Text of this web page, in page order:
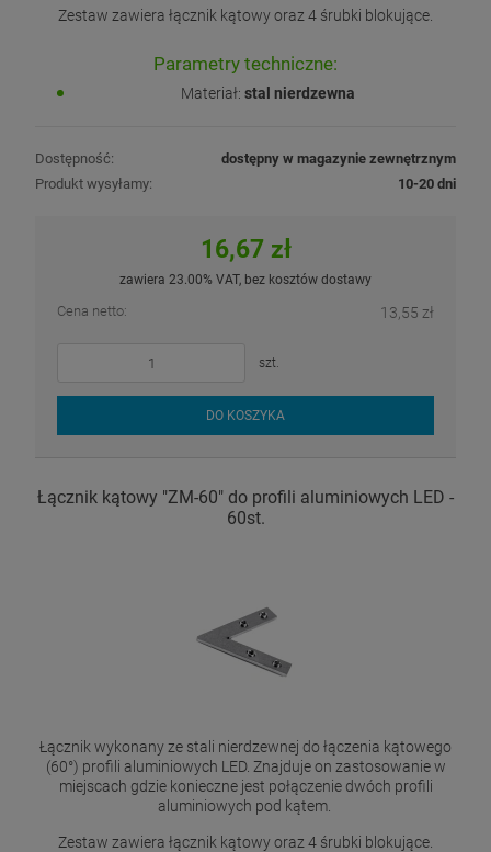
Zestaw zawiera łącznik kątowy oraz 4 śrubki blokujące.
Parametry techniczne:
Materiał: stal nierdzewna
Dostępność:
dostępny w magazynie zewnętrznym
Produkt wysyłamy:
10-20 dni
16,67 zł
zawiera 23.00% VAT, bez kosztów dostawy
Cena netto: 13,55 zł
szt.
DO KOSZYKA
Łącznik kątowy "ZM-60" do profili aluminiowych LED -
60st.
Łącznik wykonany ze stali nierdzewnej do łączenia kątowego
(60°) profili aluminiowych LED. Znajduje on zastosowanie w
miejscach gdzie konieczne jest połączenie dwóch profili
aluminiowych pod kątem.
Zestaw zawiera łącznik kątowy oraz 4 śrubki blokujące.